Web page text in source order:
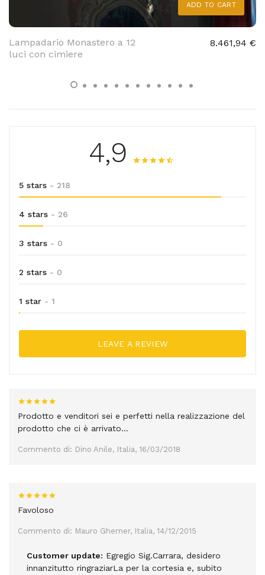
ADD TO CART
Lampadario Monastero a 12
luci con cimiere
8.461,94 €
4,9
5 stars - 218
4 stars - 26
3 stars - 0
2 stars - 0
1 star - 1
LEAVE A REVIEW
Prodotto e venditori sei e perfetti nella realizzazione del
prodotto che ci è arrivato...
Commento di: Dino Anile, Italia, 16/03/2018
Favoloso
Commento di: Mauro Gherner, Italia, 14/12/2015
Customer update: Egregio Sig.Carrara, desidero
innanzitutto ringraziarLa per la cortesia e, subito